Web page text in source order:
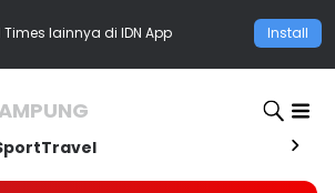
Times lainnya di IDN App Install
Travel